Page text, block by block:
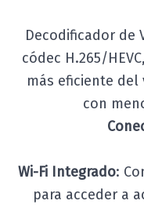
Decodificador de
códec H.265/
más eficiente
con
Wi-Fi Integrado:
para acceder a